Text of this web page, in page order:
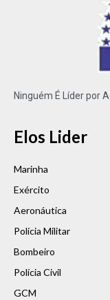
Ninguém É Líder por
Elos Lider
Marinha
Exército
Aeronáutica
Polícia Militar
Bombeiro
Polícia Civil
GCM